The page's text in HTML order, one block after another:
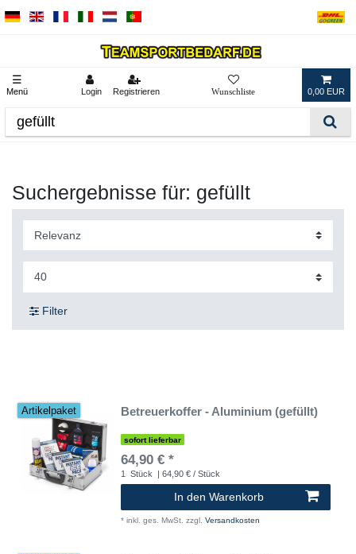
☰
Menü Login Registrieren 0,00 EUR
Suchergebnisse für: gefüllt
Filter
Artikelpaket Betreuerkoffer - Aluminium (gefüllt)
sofort lieferbar
64,90 € *
1 Stück | 64,90 € / Stück
In den Warenkorb
* inkl. ges. MwSt. zzgl. Versandkosten